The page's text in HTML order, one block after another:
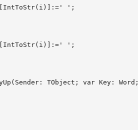
';
';
TObject; var Key: Word;